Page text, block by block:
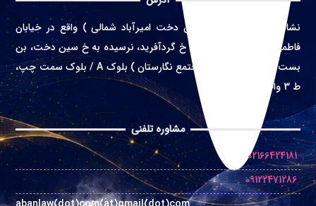
نشانی
تهران ( محله سین دخت امیرآباد شمالی ) واقع در خیابان
فاطمی غربی، خ اعتماد زاده، خ گردآفرید، نرسیده به خ سین دخت، بن
بست بهشت، پلاک 4 ( مجتمع نگارستان ) بلوک A / بلوک سمت چپ،
ط 3 واحد 10
مشاوره تلفنی
02166424181
09122471286